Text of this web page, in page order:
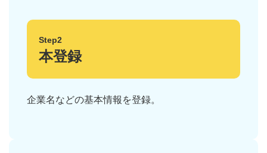
Step2
本登録
企業名などの基本情報を登録。